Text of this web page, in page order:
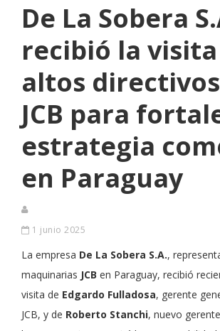
De La Sobera
recibió la
altos
JCB para
estrategia
en Paraguay
1 junio 2025
La empresa De La Sobera S.A.,
maquinarias JCB en Paraguay, recibió
visita de Edgardo Fulladosa, gerente
JCB, y de Roberto Stanchi, nuevo